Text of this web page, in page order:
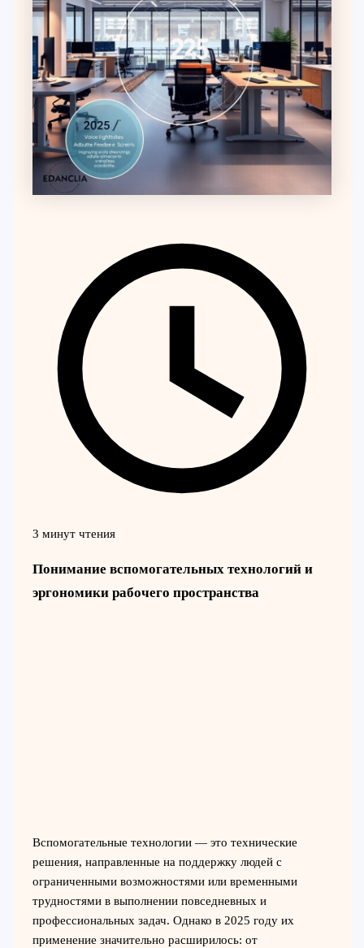
3 минут чтения
Понимание вспомогательных технологий и
эргономики рабочего пространства
Вспомогательные технологии — это технические
решения, направленные на поддержку людей с
ограниченными возможностями или временными
трудностями в выполнении повседневных и
профессиональных задач. Однако в 2025 году их
применение значительно расширилось: от